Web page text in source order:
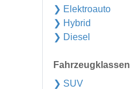
❯ Elektroauto
❯ Hybrid
❯ Diesel
Fahrzeugklassen
❯ SUV